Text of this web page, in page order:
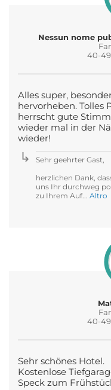
Nessun nome
40-
Alles super,
hervorheben. Tolles
herrscht gute
wieder mal in der
wieder!
Sehr geehrter Gast,
herzlichen Dank,
uns Ihr durchweg
zu Ihrem Auf... Altro
40-
Sehr schönes Hotel.
Kostenlose
Speck zum